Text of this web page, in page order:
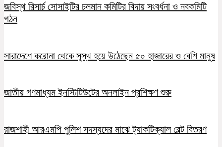
জবিস্থ রিসার্চ সোসাইটির চলমান কমিটির বিদায় সংবর্ধনা ও নবকমিটি
গঠন
সারাদেশে করোনা থেকে সুস্থ হয়ে উঠেছেন ৫০ হাজারের ও বেশি মানুষ
জাতীয় গণমাধ্যম ইনস্টিটিউটের অনলাইন প্রশিক্ষণ শুরু
রাজশাহী আরএমপি পুলিশ সদস্যদের মাঝে ট্যাকটিক্যাল বেল্ট বিতরণ